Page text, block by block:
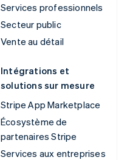
Services professionnels
Secteur public
Vente au détail
Intégrations et
solutions sur mesure
Stripe App Marketplace
Écosystème de
partenaires Stripe
Services aux entreprises